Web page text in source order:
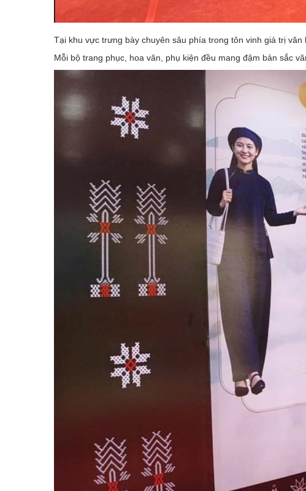
Tại khu vực trưng bày chuyên sâu phía trong tôn vinh giá trị
Mỗi bộ trang phục, hoa văn, phụ kiện đều mang đậm bản sắc